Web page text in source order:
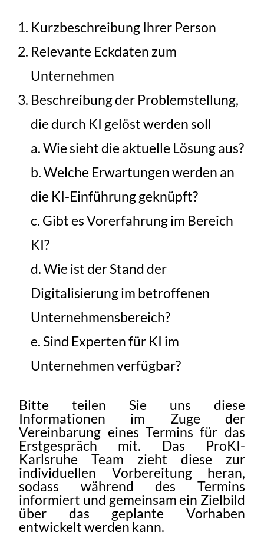
Kurzbeschreibung Ihrer Person
Relevante Eckdaten zum
Unternehmen
Beschreibung der Problemstellung,
die durch KI gelöst werden soll
a. Wie sieht die aktuelle Lösung aus?
b. Welche Erwartungen werden an
die KI-Einführung geknüpft?
c. Gibt es Vorerfahrung im Bereich
KI?
d. Wie ist der Stand der
Digitalisierung im betroffenen
Unternehmensbereich?
e. Sind Experten für KI im
Unternehmen verfügbar?
Bitte teilen Sie uns diese
Informationen im Zuge der
Vereinbarung eines Termins für das
Erstgespräch mit. Das ProKI-
Karlsruhe Team zieht diese zur
individuellen Vorbereitung heran,
sodass während des Termins
informiert und gemeinsam ein Zielbild
über das geplante Vorhaben
entwickelt werden kann.